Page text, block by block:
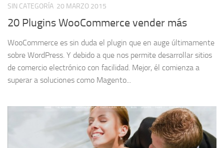
SIN CATEGORÍA 20 MARZO 2015
20 Plugins WooCommerce vender más
WooCommerce es sin duda el plugin que en auge últimamente
sobre WordPress. Y debido a que nos permite desarrollar sitios
de comercio electrónico con facilidad. Mejor, él comienza a
superar a soluciones como Magento...